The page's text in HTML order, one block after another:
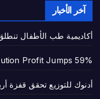
آخر الأخبار
أكاديمية طب الأطفال
Profit Jumps 59%
أدنوك للتوزيع تحقق قفزة